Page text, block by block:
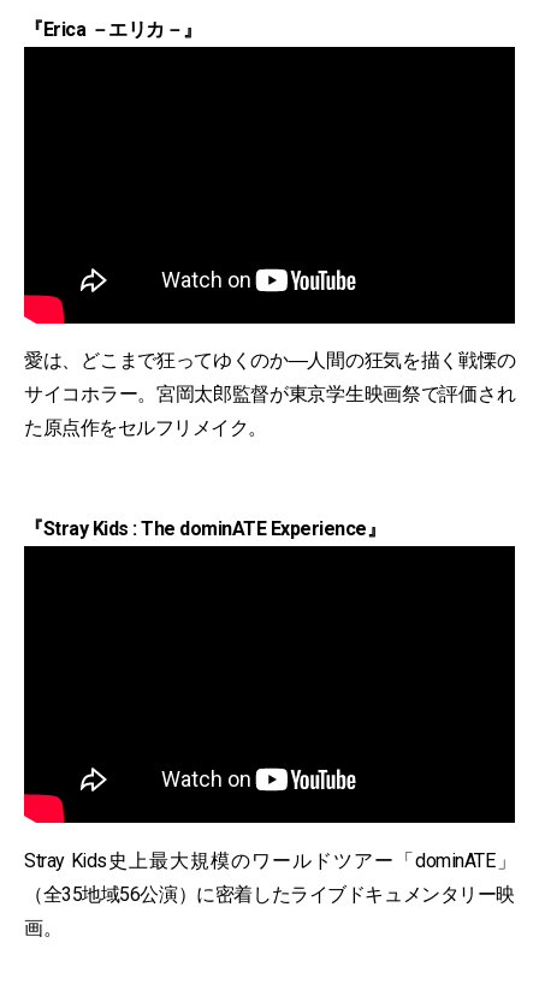
『Erica －エリカ－』
愛は、どこまで狂ってゆくのか―人間の狂気を描く戦慄の
サイコホラー。宮岡太郎監督が東京学生映画祭で評価され
た原点作をセルフリメイク。
『Stray Kids : The dominATE Experience』
Stray Kids史上最大規模のワールドツアー「dominATE」
（全35地域56公演）に密着したライブドキュメンタリー映
画。